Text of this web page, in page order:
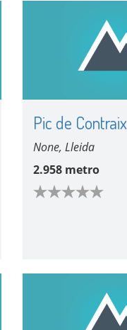
Pic de Contraix
None, Lleida
2.958 metro